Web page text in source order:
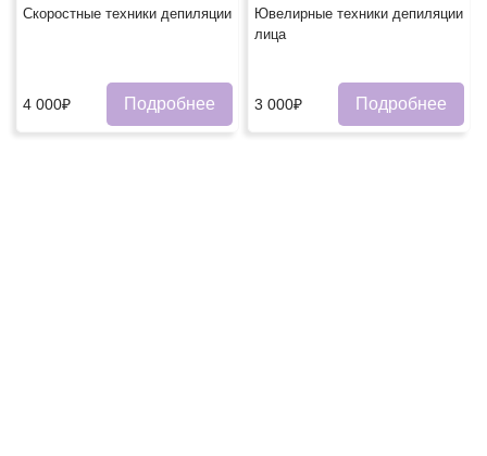
Скоростные техники депиляции
4 000₽ Подробнее
Ювелирные техники депиляции
лица
3 000₽ Подробнее